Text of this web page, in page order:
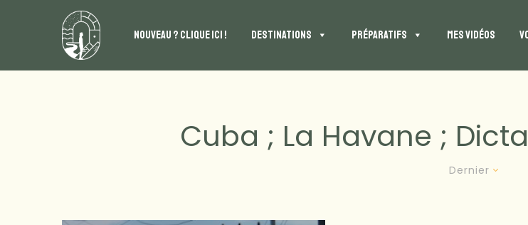
NOUVEAU ? CLIQUE ICI ! DESTINATIONS PRÉPARATIFS MES VIDÉOS
Cuba ; La Havane ;
Dernier